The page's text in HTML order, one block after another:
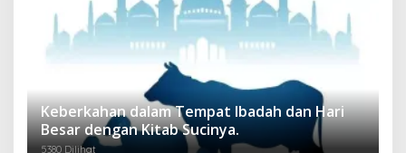
Keberkahan dalam Tempat Ibadah dan Hari
Besar dengan Kitab Sucinya.
5380 Dilihat